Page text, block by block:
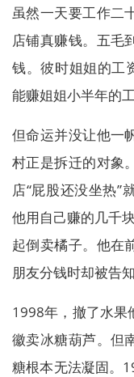
虽然一天要工作二
店铺真赚钱。五毛
钱。彼时姐姐的工
能赚姐姐小半年的工
但命运并没让他一
村正是拆迁的对象
店“屁股还没坐热”
他用自己赚的几千
起倒卖橘子。他在
朋友分钱时却被告
1998年，撤了水果
徽卖冰糖葫芦。但
糖根本无法凝固。